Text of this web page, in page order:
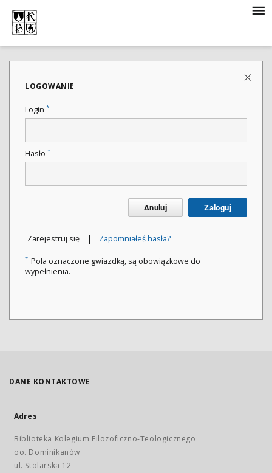
LOGOWANIE
Login *
Hasło *
Anuluj Zaloguj
Zarejestruj się | Zapomniałeś hasła?
* Pola oznaczone gwiazdką, są obowiązkowe do
wypełnienia.
DANE KONTAKTOWE
Adres
Biblioteka Kolegium Filozoficzno-Teologicznego
oo. Dominikanów
ul. Stolarska 12